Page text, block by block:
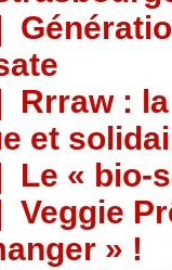
Rrraw :
et
Le « bio-
Veggie
» !